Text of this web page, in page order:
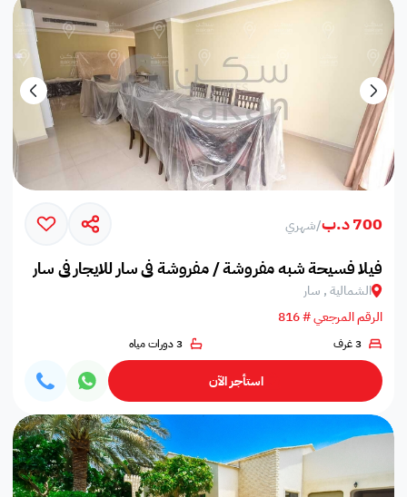
700 د.ب /شهري
فيلا فسيحة شبه مفروشة / مفروشة في سار للايجار في سار
الشمالية , سار
الرقم المرجعي # 816
3 غرف 3 دورات مياه
استأجر الآن